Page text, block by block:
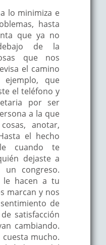
lo minimiza e
hasta
que ya no
de la
que nos
el camino
que
el teléfono y
por ser
a la que
anotar,
el hecho
cuando te
dejaste a
congreso.
le hacen a tu
marcan y nos
de
satisfacción
cambiando.
cuesta mucho.